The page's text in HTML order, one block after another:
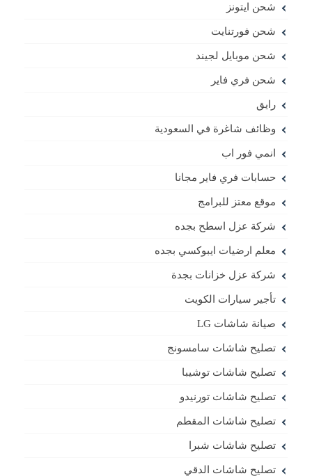
شحن ايتونز
شحن فورتنايت
شحن موبايل لجيند
شحن فري فاير
رايق
وظائف شاغرة في السعودية
انمي فور اب
حسابات فري فاير مجانا
موقع معتز للبرامج
شركة عزل اسطح بجده
معلم ارضيات ايبوكسي بجده
شركة عزل خزانات بجدة
تأجير سيارات الكويت
صيانة شاشات LG
تصليح شاشات سامسونج
تصليح شاشات توشيبا
تصليح شاشات تورنيدو
تصليح شاشات المقطم
تصليح شاشات شبرا
تصليح شاشات الدقي